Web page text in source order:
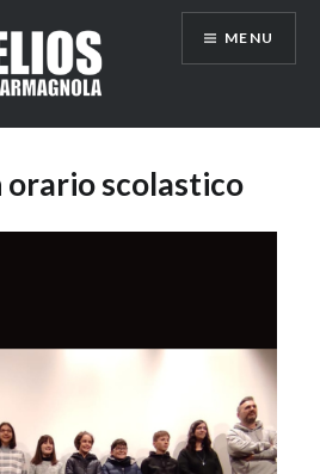
MENU
orario scolastico